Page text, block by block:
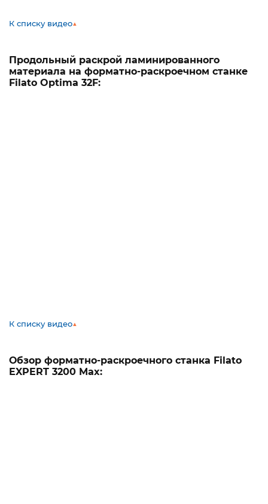
К списку видео▲
Продольный раскрой ламинированного
материала на форматно-раскроечном станке
Filato Optima 32F:
К списку видео▲
Обзор форматно-раскроечного станка Filato
EXPERT 3200 Max: